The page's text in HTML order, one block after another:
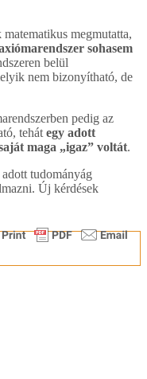
matematikus megmutatta,
sohasem
belül
nem bizonyítható, de
pedig az
tehát egy adott
maga „igaz” voltát.
tudományág
Új kérdések